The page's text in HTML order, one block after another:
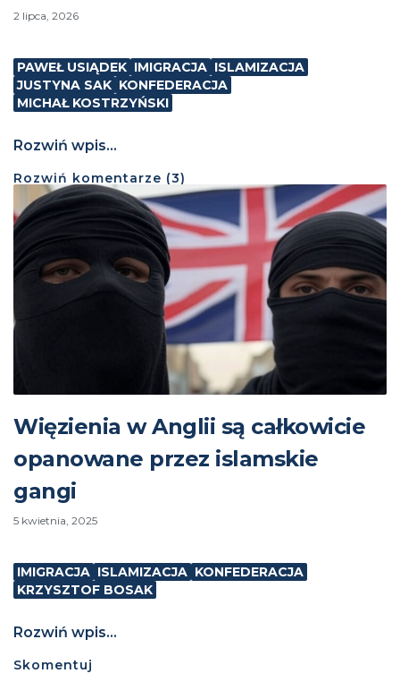
2 lipca, 2026
PAWEŁ USIĄDEK IMIGRACJA ISLAMIZACJA
JUSTYNA SAK KONFEDERACJA
MICHAŁ KOSTRZYŃSKI
Rozwiń wpis...
Rozwiń komentarze (3)
Więzienia w Anglii są całkowicie
opanowane przez islamskie
gangi
5 kwietnia, 2025
IMIGRACJA ISLAMIZACJA KONFEDERACJA
KRZYSZTOF BOSAK
Rozwiń wpis...
Skomentuj